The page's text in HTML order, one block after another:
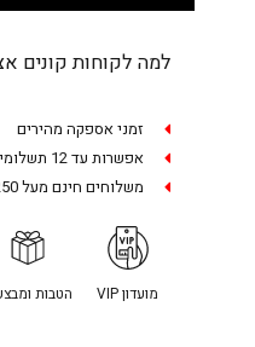
למה לקוחות קונים
זמני אספקה מהירים
אפשרות עד 12 תשלומים ללא ריבית
משלוחים חינם מעל 250 ש״ח
מועדון VIP הטבות